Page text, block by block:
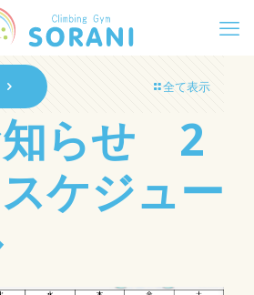
全て表示
らせ 2
ケジュー